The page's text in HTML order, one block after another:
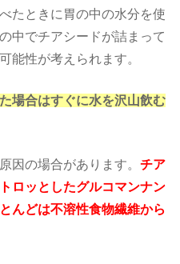
たときに胃の中の水分を使
中でチアシードが詰まって
能性が考えられます。
場合はすぐに水を沢山飲む
因の場合があります。チア
ロッとしたグルコマンナン
んどは不溶性食物繊維から